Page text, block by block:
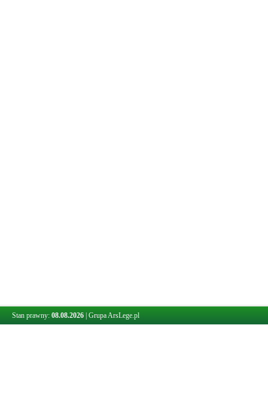
Stan prawny: 08.08.2026 Grupa ArsLege.pl